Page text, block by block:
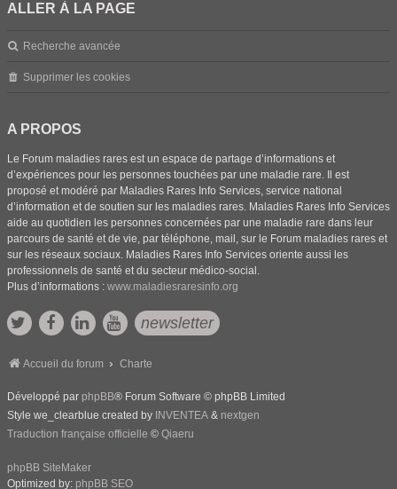
ALLER À LA PAGE
Recherche avancée
Supprimer les cookies
A PROPOS
Le Forum maladies rares est un espace de partage d’informations et
d’expériences pour les personnes touchées par une maladie rare. Il est
proposé et modéré par Maladies Rares Info Services, service national
d’information et de soutien sur les maladies rares. Maladies Rares Info Services
aide au quotidien les personnes concernées par une maladie rare dans leur
parcours de santé et de vie, par téléphone, mail, sur le Forum maladies rares et
sur les réseaux sociaux. Maladies Rares Info Services oriente aussi les
professionnels de santé et du secteur médico-social.
Plus d’informations : www.maladiesraresinfo.org
newsletter
Accueil du forum Charte
Développé par phpBB® Forum Software © phpBB Limited
Style we_clearblue created by INVENTEA & nextgen
Traduction française officielle © Qiaeru
phpBB SiteMaker
Optimized by: phpBB SEO